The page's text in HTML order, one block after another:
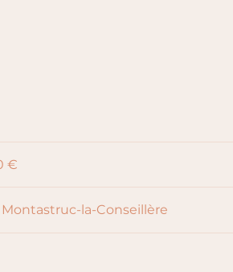
€
la-Conseillère